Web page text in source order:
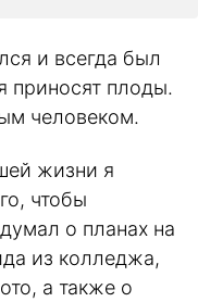
и всегда был
приносят плоды.
человеком.
жизни я
чтобы
о планах на
из колледжа,
а также о